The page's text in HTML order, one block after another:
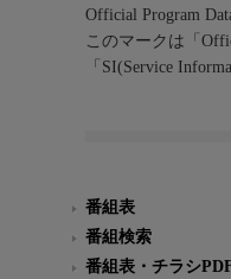
Official Program
このマークは「
「SI(Service
番組表
番組検索
番組表・チラシ